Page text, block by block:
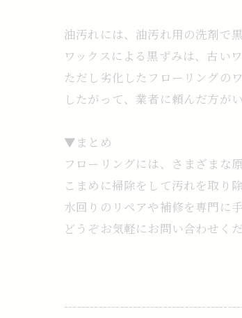
油汚れには、油汚れ用の洗剤で
ワックスによる黒ずみは、古い
ただし劣化したフローリングの
したがって、業者に頼んだ方が
▼まとめ
フローリングには、さまざまな
こまめに掃除をして汚れを取り
水回りのリペアや補修を専門に
どうぞお気軽にお問い合わせくだ